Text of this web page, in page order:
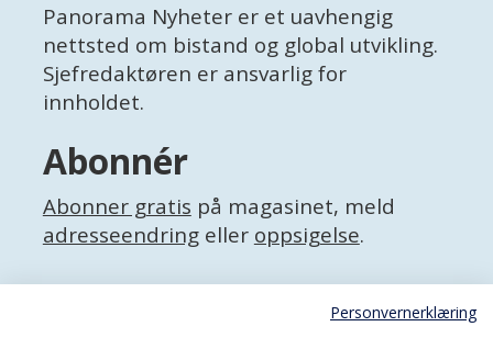
Panorama Nyheter er et uavhengig
nettsted om bistand og global utvikling.
Sjefredaktøren er ansvarlig for
innholdet.
Abonnér
Abonner gratis på magasinet, meld
adresseendringeller oppsigelse.
Facebook
Personvernerklæring